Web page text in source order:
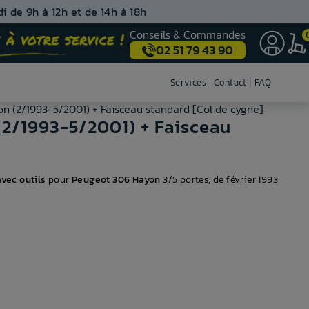
9h à 12h et de 14h à 18h
Conseils & Commandes
02 51 79 43 90
ServicesNos centres de
Contact FAQ
(2/1993-5/2001) + Faisceau standard [Col de cygne]
1993-5/2001) + Faisceau
outils pour Peugeot 306 Hayon3/5 portes, de février 1993